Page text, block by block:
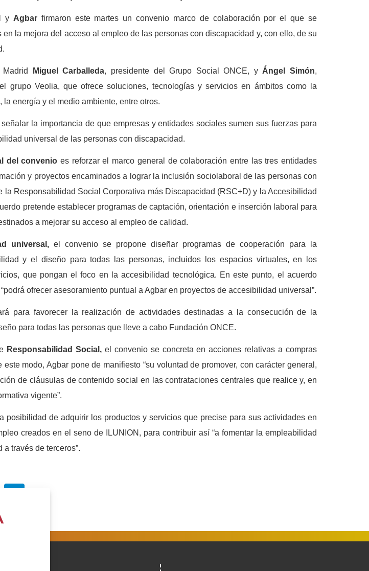
y Agbar firmaron este martes un convenio marco de colaboración por el que se
en la mejora del acceso al empleo de las personas con discapacidad y, con ello, de su
Miguel Carballeda, presidente del Grupo Social ONCE, yÁngel Simón,
grupo Veolia, que ofrece soluciones, tecnologías y servicios en ámbitos como la
energía y el medio ambiente, entre otros.
la importancia de que empresas y entidades sociales sumen sus fuerzas para
universal de las personas con discapacidad.
del convenio es reforzar el marco general de colaboración entre las tres entidades
y proyectos encaminados a lograr la inclusión sociolaboral de las personas con
la Responsabilidad Social Corporativa más Discapacidad (RSC+D) y la Accesibilidad
pretende establecer programas de captación, orientación e inserción laboral para
a mejorar su acceso al empleo de calidad.
universal, el convenio se propone diseñar programas de cooperación para la
y el diseño para todas las personas, incluidos los espacios virtuales, en los
que pongan el foco en la accesibilidad tecnológica. En este punto, el acuerdo
ofrecer asesoramiento puntual a Agbar en proyectos de accesibilidad universal”.
para favorecer la realización de actividades destinadas a la consecución de la
para todas las personas que lleve a cabo Fundación ONCE.
Responsabilidad Social,el convenio se concreta en acciones relativas a compras
modo, Agbar pone de manifiesto “su voluntad de promover, con carácter general,
de cláusulas de contenido social en las contrataciones centrales que realice y, en
vigente”.
posibilidad de adquirir los productos y servicios que precise para sus actividades en
creados en el seno de ILUNION, para contribuir así “a fomentar la empleabilidad
través de terceros”.